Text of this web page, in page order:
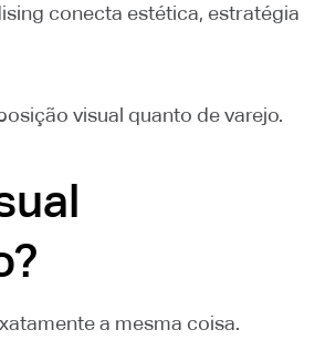
conecta estética, estratégia
visual quanto de varejo.
a mesma coisa.